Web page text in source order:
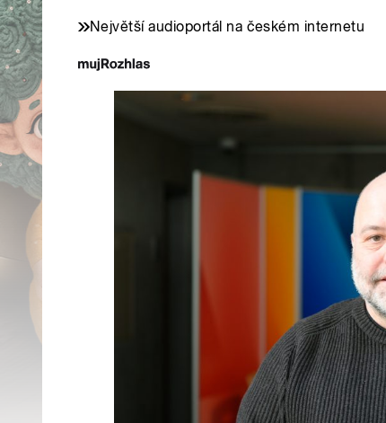
Největší audioportál na českém internetu